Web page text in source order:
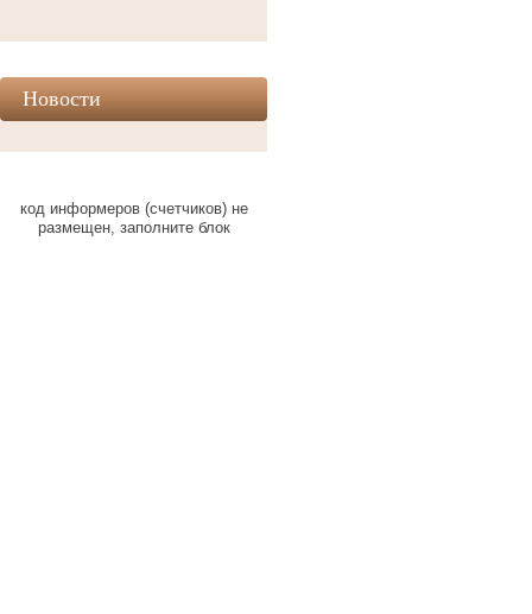
Новости
код информеров (счетчиков) не
размещен, заполните блок